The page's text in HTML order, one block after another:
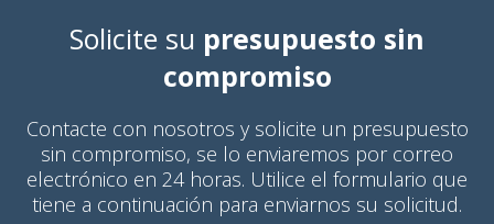
Solicite su presupuesto sin
compromiso
Contacte con nosotros y solicite un presupuesto
sin compromiso, se lo enviaremos por correo
electrónico en 24 horas. Utilice el formulario que
tiene a continuación para enviarnos su solicitud.